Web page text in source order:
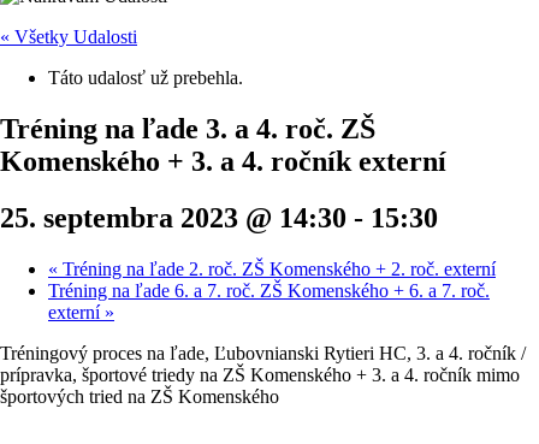
« Všetky Udalosti
Táto udalosť už prebehla.
Tréning na ľade 3. a 4. roč. ZŠ
Komenského + 3. a 4. ročník externí
25. septembra 2023 @ 14:30 - 15:30
« Tréning na ľade 2. roč. ZŠ Komenského + 2. roč. externí
Tréning na ľade 6. a 7. roč. ZŠ Komenského + 6. a 7. roč.
externí »
Tréningový proces na ľade, Ľubovnianski Rytieri HC, 3. a 4. ročník /
prípravka, športové triedy na ZŠ Komenského + 3. a 4. ročník mimo
športových tried na ZŠ Komenského